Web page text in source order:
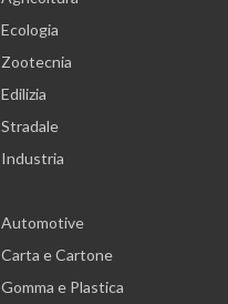
Ecologia
Zootecnia
Edilizia
Stradale
Industria
Automotive
Carta e Cartone
Gomma e Plastica